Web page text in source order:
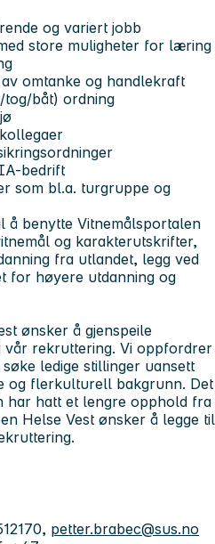
og variert jobb
store muligheter for læring
omtanke og handlekraft
tog/båt) ordning
bedrift
som bl.a. turgruppe og
benytte Vitnemålsportalen
og karakterutskrifter,
fra utlandet, legg ved
for høyere utdanning og
ønsker å gjenspeile
vår rekruttering. Vi oppfordrer
ledige stillinger uansett
og flerkulturell bakgrunn. Det
har hatt et lengre opphold fra
Helse Vest ønsker å legge til
petter.brabec@sus.no